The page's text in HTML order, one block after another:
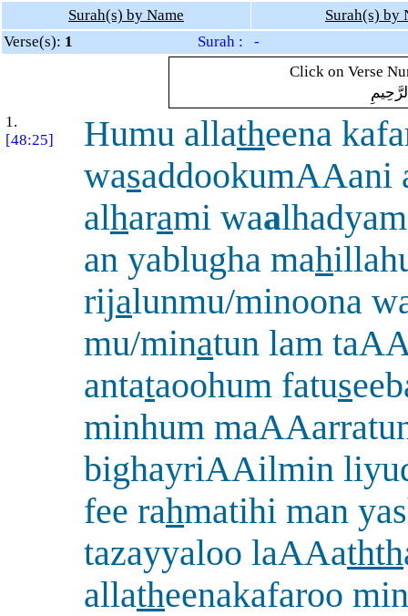
Surah(s) by Name
Surah(s) by
Verse(s): 1
Surah : -
Click on Verse
1.
[48:25]
Humu allatheena
wasaddookumAAani
alharami waa
an yablugha mah
rijalunmu/minoona
mu/minatun lam
antataoohum fatus
minhum
bighayriAAilmin
fee rahmatihi man
tazayyaloo laAAathth
allatheenakafaroo